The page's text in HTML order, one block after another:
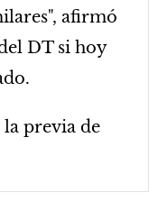
afirmó
DT si hoy
previa de